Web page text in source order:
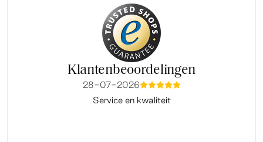
Klantenbeoordelingen
28-07-2026mmmmm
Service en kwaliteit